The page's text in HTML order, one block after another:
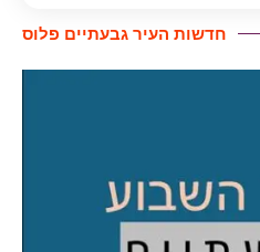
חדשות העיר גבעתיים פלוס